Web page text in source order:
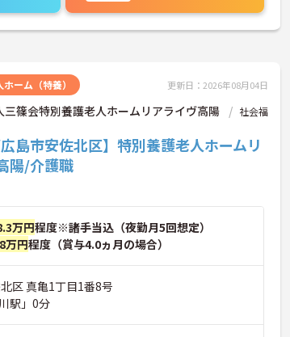
ーム（特養） 更新日：2026年08月04日
三篠会特別養護老人ホームリアライヴ高陽
社会福
広島市安佐北区】特別養護老人ホームリ
陽/介護職
万円程度※諸手当込（夜勤月5回想定）
万円程度（賞与4.0ヵ月の場合）
区 真亀1丁目1番8号
駅」0分